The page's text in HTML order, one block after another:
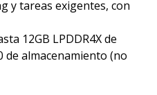
y tareas exigentes, con
12GB LPDDR4X de
de almacenamiento (no